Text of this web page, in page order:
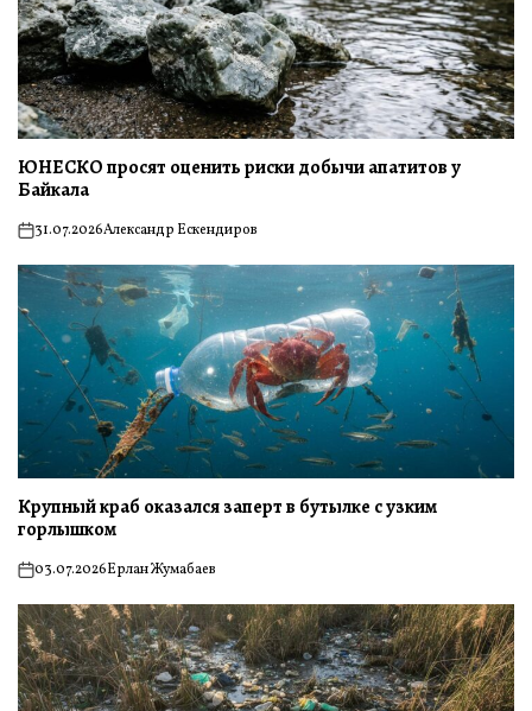
ЮНЕСКО просят оценить риски добычи апатитов у
Байкала
on31.07.2026Александр Ескендиров
Крупный краб оказался заперт в бутылке с узким
горлышком
on03.07.2026Ерлан Жумабаев